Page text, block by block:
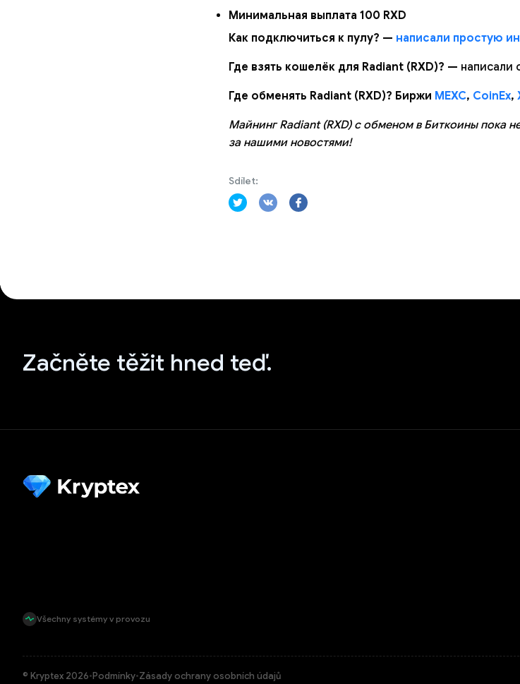
Минимальная выплата 100 RXD
Как подключиться к пулу? — написали простую
Где взять кошелёк для Radiant (RXD)? — написали
Где обменять Radiant (RXD)? Биржи MEXC, CoinEx,
Майнинг Radiant (RXD) с обменом в Биткоины пока
за нашими новостями!
Sdílet:
Začněte těžit hned teď.
Všechny systémy v provozu
© Kryptex 2026•Podmínky•Zásady ochrany osobních údajů